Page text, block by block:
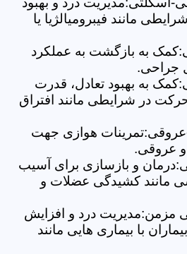
مانند فیبرومیالژیا یا
به بازگشت به عملکرد
جراحی.
به بهبود تعادل، قدرت
در شرایطی مانند افتراق
عروقی:تمرینات هوازی جهت
و عروقی.
و بازسازی برای آسیب
مانند کشیدگی عضلات و
مزمن:مدیریت درد و افزایش
با بیماری هایی مانند